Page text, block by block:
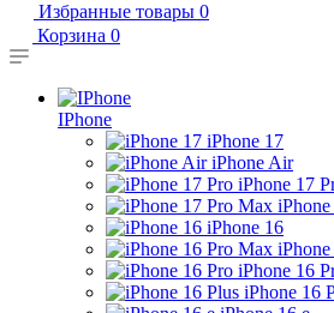
Избранные товары 0
Корзина 0
IPhone
iPhone 17
iPhone Air
iPhone 17
iPhone 16
iPhone 16
iPhone 16